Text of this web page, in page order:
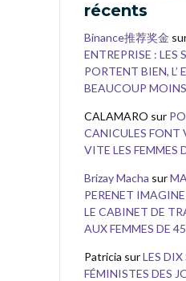
récents
Binance推荐奖金
ENTREPRISE : LES
PORTENT BIEN, L’
BEAUCOUP MOINS
CALAMARO sur
CANICULES FONT
VITE LES FEMMES
Brizay Macha sur
PERENET
LE CABINET DE
AUX FEMMES DE
Patricia surLES DIX
FÉMINISTES DES